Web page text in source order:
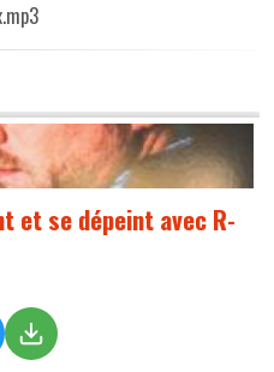
et se dépeint avec R-